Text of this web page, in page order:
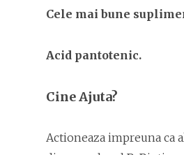
Cele mai bune
Acid pantotenic.
Cine Ajuta?
Actioneaza impreuna ca